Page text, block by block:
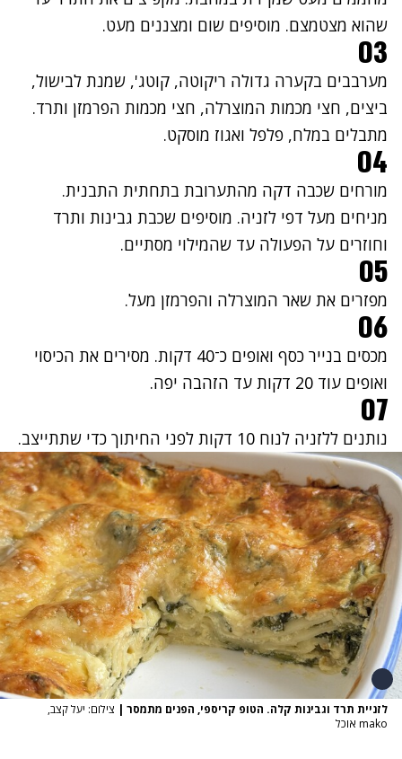
שהוא מצטמצם. מוסיפים שום ומצננים מעט.
03
מערבבים בקערה גדולה ריקוטה, קוטג', שמנת לבישול,
ביצים, חצי מכמות המוצרלה, חצי מכמות הפרמזן ותרד.
מתבלים במלח, פלפל ואגוז מוסקט.
04
מורחים שכבה דקה מהתערובת בתחתית התבנית.
מניחים מעל דפי לזניה. מוסיפים שכבת גבינות ותרד
וחוזרים על הפעולה עד שהמילוי מסתיים.
05
מפזרים את שאר המוצרלה והפרמזן מעל.
06
מכסים בנייר כסף ואופים כ־40 דקות. מסירים את הכיסוי
ואופים עוד 20 דקות עד הזהבה יפה.
07
נותנים ללזניה לנוח 10 דקות לפני החיתוך כדי שתתייצב.
לזניית תרד וגבינות קלה. הטופ קריספי, הפנים מתמסר | צילום: יעל קצב,
mako אוכל